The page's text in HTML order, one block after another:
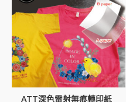
ATT深色雷射無痕轉印紙